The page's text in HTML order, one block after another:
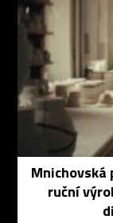
Mnichovská
ruční